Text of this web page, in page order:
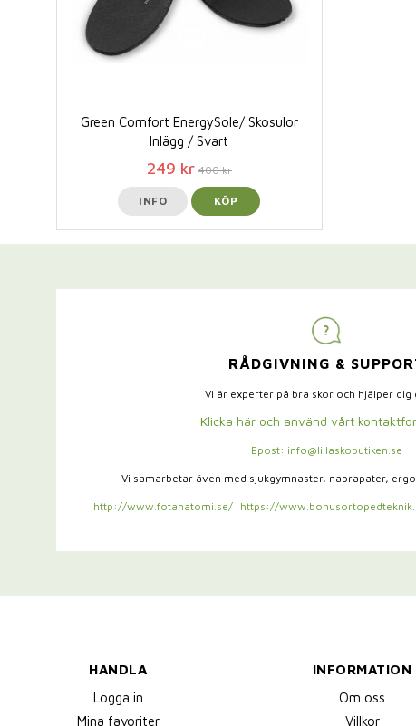
Green Comfort EnergySole/ Skosulor
Inlägg / Svart
249 kr 400 kr
INFO KÖP
RÅDGIVNING &
Vi är experter på bra skor och hjälper dig
Klicka här och använd vårt
Epost: info@lillaskobutiken.se
Vi samarbetar även med sjukgymnaster, naprapater,
http://www.fotanatomi.se/ https://
HANDLA
Logga in
Mina favoriter
INFORMATION
Om oss
Villkor